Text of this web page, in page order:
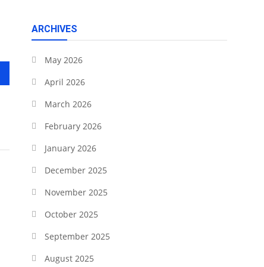
ARCHIVES
May 2026
April 2026
March 2026
February 2026
January 2026
December 2025
November 2025
October 2025
September 2025
August 2025